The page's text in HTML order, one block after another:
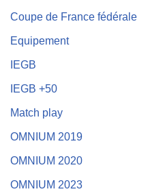
Coupe de France fédérale
Equipement
IEGB
IEGB +50
Match play
OMNIUM 2019
OMNIUM 2020
OMNIUM 2023